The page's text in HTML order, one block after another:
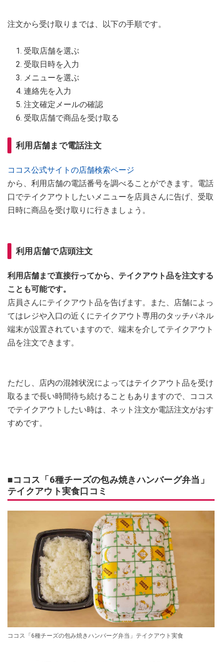
注文から受け取りまでは、以下の手順です。
受取店舗を選ぶ
受取日時を入力
メニューを選ぶ
連絡先を入力
注文確定メールの確認
受取店舗で商品を受け取る
利用店舗まで電話注文
ココス公式サイトの店舗検索ページ
から、利用店舗の電話番号を調べることができます。電話
口でテイクアウトしたいメニューを店員さんに告げ、受取
日時に商品を受け取りに行きましょう。
利用店舗で店頭注文
利用店舗まで直接行ってから、テイクアウト品を注文する
ことも可能です。
店員さんにテイクアウト品を告げます。また、店舗によっ
てはレジや入口の近くにテイクアウト専用のタッチパネル
端末が設置されていますので、端末を介してテイクアウト
品を注文できます。
ただし、店内の混雑状況によってはテイクアウト品を受け
取るまで長い時間待ち続けることもありますので、ココス
でテイクアウトしたい時は、ネット注文か電話注文がおす
すめです。
■ココス「6種チーズの包み焼きハンバーグ弁当」
テイクアウト実食口コミ
ココス「6種チーズの包み焼きハンバーグ弁当」テイクアウト実食